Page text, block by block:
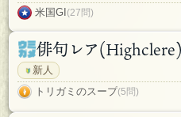
米国GI (27問)
俳句レア(Highclere)
新人
トリガミのスープ(5問)